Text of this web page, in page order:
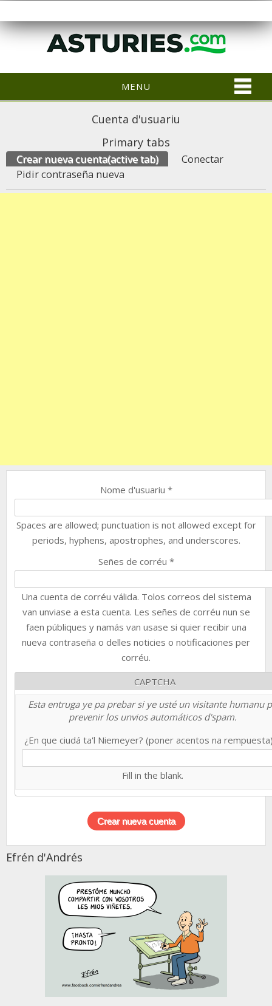
MENU
Cuenta d'usuariu
Primary tabs
Crear nueva cuenta(active tab)
Conectar
Pidir contraseña nueva
Nome d'usuariu *
Spaces are allowed; punctuation is not allowed except for
periods, hyphens, apostrophes, and underscores.
Señes de corréu *
Una cuenta de corréu válida. Tolos correos del sistema
van unviase a esta cuenta. Les señes de corréu nun se
faen públiques y namás van usase si quier recibir una
nueva contraseña o delles noticies o notificaciones per
corréu.
CAPTCHA
Esta entruga ye pa prebar si ye usté un visitante humanu
prevenir los unvios automáticos d'spam.
¿En que ciudá ta'l Niemeyer? (poner acentos na
Fill in the blank.
Efrén d'Andrés